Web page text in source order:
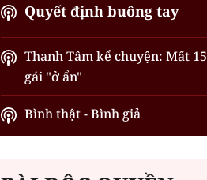
Quyết định buông tay
Thanh Tâm kể chuyện: Mất
gái "ở ẩn"
Bình thật - Bình giả